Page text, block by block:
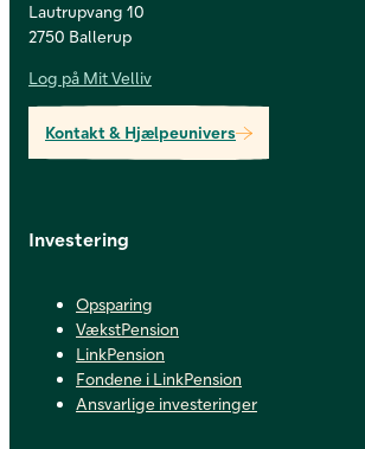
Lautrupvang 10
2750 Ballerup
Log på Mit Velliv
Kontakt & Hjælpeunivers
Investering
Opsparing
VækstPension
LinkPension
Fondene i LinkPension
Ansvarlige investeringer